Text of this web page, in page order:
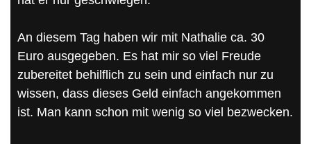
An diesem Tag haben wir mit Nathalie ca. 30
Euro ausgegeben. Es hat mir so viel Freude
zubereitet behilflich zu sein und einfach nur zu
wissen, dass dieses Geld einfach angekommen
ist. Man kann schon mit wenig so viel bezwecken.